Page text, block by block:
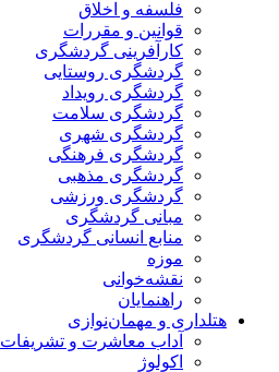
فلسفه و اخلاق
قوانین و مقررات
کارآفرینی گردشگری
گردشگری روستایی
گردشگری رویداد
گردشگری سلامت
گردشگری شهری
گردشگری فرهنگی
گردشگری مذهبی
گردشگری ورزشی
مبانی گردشگری
منابع انسانی گردشگری
موزه
نقشه‌خوانی
راهنمایان
هتلداری و مهمان‌نوازی
آداب معاشرت و تشریفات
اکولوژ